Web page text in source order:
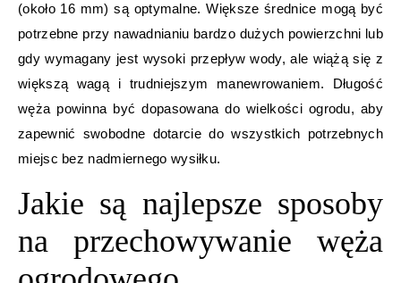
(około 16 mm) są optymalne. Większe średnice mogą być
potrzebne przy nawadnianiu bardzo dużych powierzchni lub
gdy wymagany jest wysoki przepływ wody, ale wiążą się z
większą wagą i trudniejszym manewrowaniem. Długość
węża powinna być dopasowana do wielkości ogrodu, aby
zapewnić swobodne dotarcie do wszystkich potrzebnych
miejsc bez nadmiernego wysiłku.
Jakie są najlepsze sposoby
na przechowywanie węża